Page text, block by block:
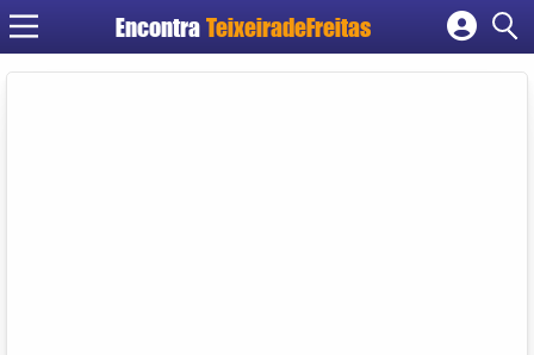
Encontra TeixeiradeFreitas
Cadastrar empresa